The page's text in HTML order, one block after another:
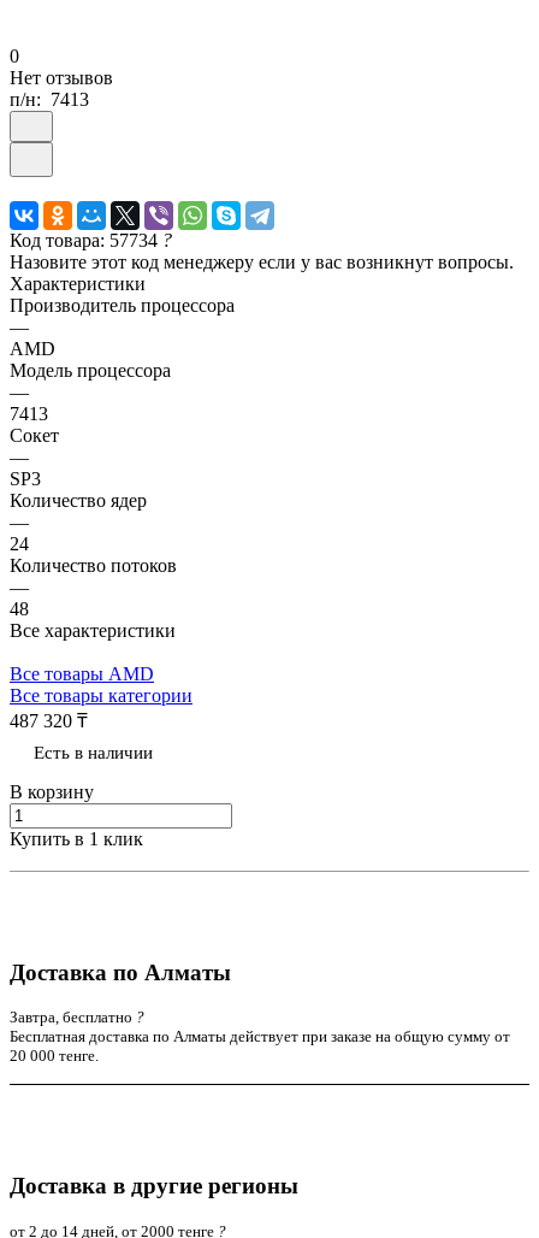
0
Нет отзывов
п/н: 7413
Код товара: 57734 ?
Назовите этот код менеджеру если у вас возникнут вопросы.
Характеристики
Производитель процессора
—
AMD
Модель процессора
—
7413
Сокет
—
SP3
Количество ядер
—
24
Количество потоков
—
48
Все характеристики
Все товары AMD
Все товары категории
487 320 ₸
Есть в наличии
В корзину
Купить в 1 клик
Доставка по Алматы
Завтра, бесплатно ?
Бесплатная доставка по Алматы действует при заказе на общую сумму от
20 000 тенге.
Доставка в другие регионы
от 2 до 14 дней, от 2000 тенге ?